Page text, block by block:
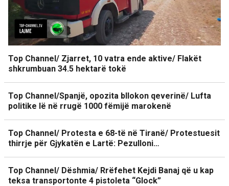
Top Channel/ Zjarret, 10 vatra ende aktive/ Flakët
shkrumbuan 34.5 hektarë tokë
Top Channel/Spanjë, opozita bllokon qeverinë/ Lufta
politike lë në rrugë 1000 fëmijë marokenë
Top Channel/ Protesta e 68-të në Tiranë/ Protestuesit
thirrje për Gjykatën e Lartë: Pezulloni…
Top Channel/ Dëshmia/ Rrëfehet Kejdi Banaj që u kap
teksa transportonte 4 pistoleta “Glock”